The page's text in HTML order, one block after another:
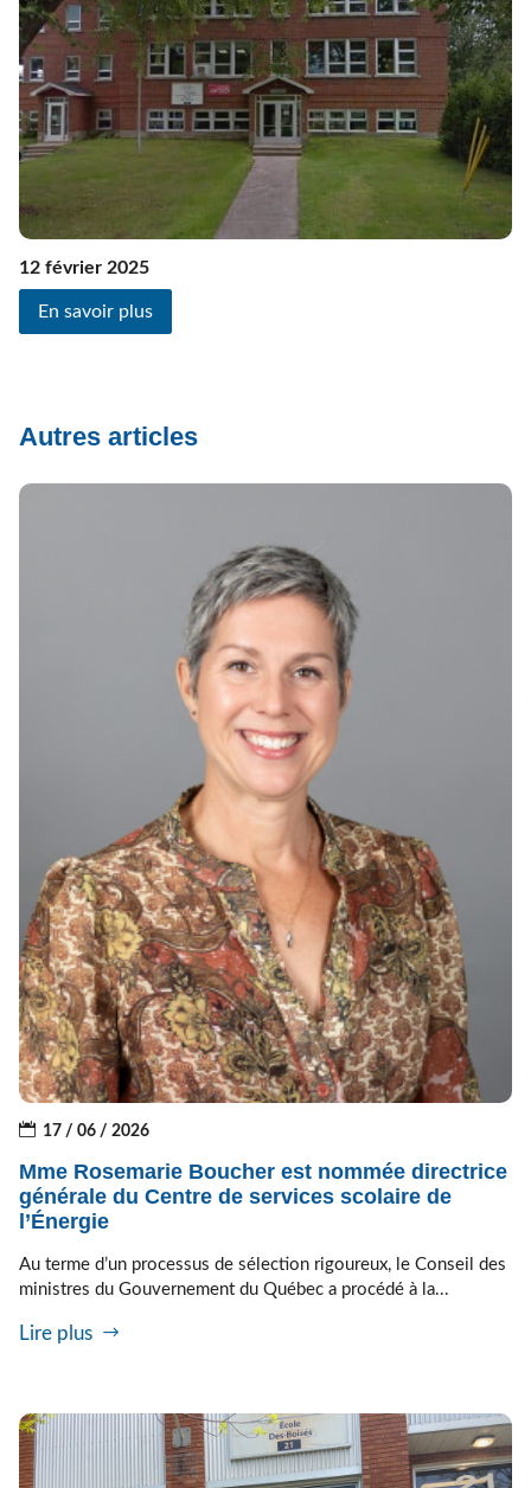
12 février 2025
En savoir plus
Autres articles
17 / 06 / 2026
Mme Rosemarie Boucher est nommée directrice
générale du Centre de services scolaire de
l’Énergie
Au terme d’un processus de sélection rigoureux, le Conseil des
ministres du Gouvernement du Québec a procédé à la...
Lire plus